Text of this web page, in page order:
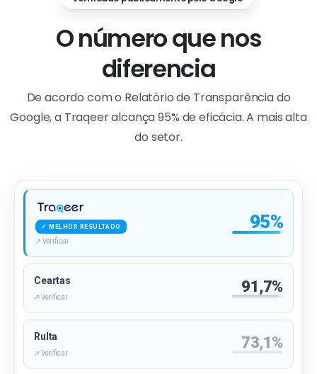
O número que nos
diferencia
De acordo com o Relatório de Transparência do
Google, a Traqeer alcança 95% de eficácia. A mais alta
do setor.
✓ MELHOR RESULTADO
↗ Verificar
95%
Ceartas
↗ Verificar
91,7%
Rulta
↗ Verificar
73,1%